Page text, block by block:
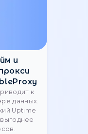
ротации
адрес
смены IP
парсинга и
Оптимальные
мобильных и
без банов и
2026 09:59